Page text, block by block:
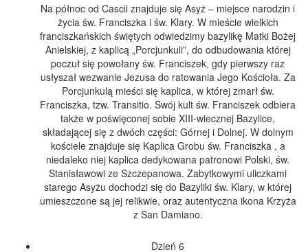
Na północ od Cascii znajduje się Asyż – miejsce narodzin i
życia św. Franciszka i św. Klary. W mieście wielkich
franciszkańskich świętych odwiedzimy bazylikę Matki Bożej
Anielskiej, z kaplicą „Porcjunkuli”, do odbudowania której
poczuł się powołany św. Franciszek, gdy pierwszy raz
usłyszał wezwanie Jezusa do ratowania Jego Kościoła. Za
Porcjunkulą mieści się kaplica, w której zmarł św.
Franciszka, tzw. Transitio. Swój kult św. Franciszek odbiera
także w poświęconej sobie XIII-wiecznej Bazylice,
składającej się z dwóch części: Górnej i Dolnej. W dolnym
kościele znajduje się Kaplica Grobu św. Franciszka , a
niedaleko niej kaplica dedykowana patronowi Polski, św.
Stanisławowi ze Szczepanowa. Zabytkowymi uliczkami
starego Asyżu dochodzi się do Bazyliki św. Klary, w której
umieszczone są jej relikwie, oraz autentyczna ikona Krzyża
z San Damiano.
Dzień 6